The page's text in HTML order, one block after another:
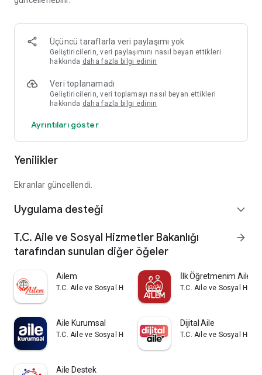
Üçüncü taraflarla veri paylaşımı yok
Geliştiricilerin, veri paylaşımını nasıl beyan ettikleri
hakkında daha fazla bilgi edinin
Veri toplanamadı
Geliştiricilerin, veri toplamayı nasıl beyan ettikleri
hakkında daha fazla bilgi edinin
Ayrıntıları göster
Yenilikler
Ekranlar güncellendi.
Uygulama desteği expand_more
T.C. Aile ve Sosyal Hizmetler Bakanlığı
tarafından sunulan diğer öğeler
arrow_forward
Ailem
T.C. Aile ve Sosyal Hizmetler Bakanlığı
İlk Öğretmenim Ailem
T.C. Aile ve Sosyal
Aile Kurumsal
T.C. Aile ve Sosyal Hizmetler Bakanlığı
Dijital Aile
T.C. Aile ve Sosyal
Aile Destek